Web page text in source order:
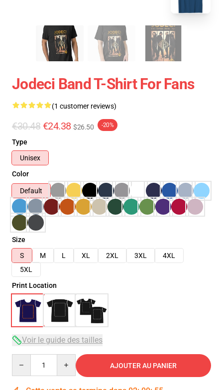
Jodeci Band T-Shirt For Fans
(1 customer reviews)
€30.48 €24.38 $26.50 -20%
Type
Unisex
Color
Default
Size
S
M L XL 2XL 3XL
4XL
5XL
Print Location
Voir le guide des tailles
AJOUTER AU PANIER